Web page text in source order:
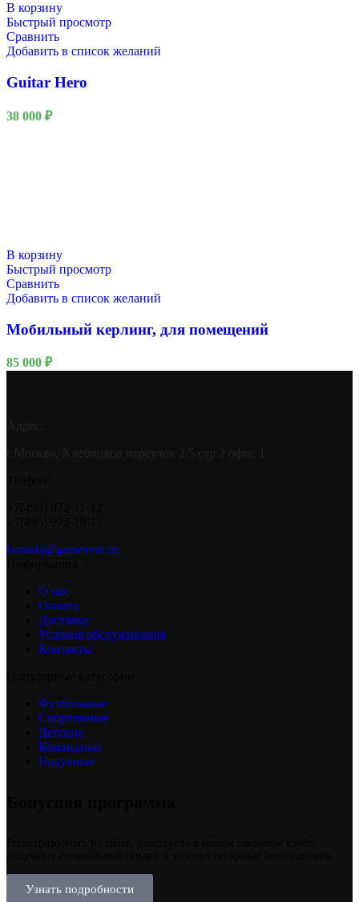
В корзину
Быстрый просмотр
Сравнить
Добавить в список желаний
Guitar Hero
38 000 ₽
В корзину
Быстрый просмотр
Сравнить
Добавить в список желаний
Мобильный керлинг, для помещений
85 000 ₽
kontakt@gamevent.ru
О нас
Оплата
Доставка
Условия обслуживания
Контакты
Футбольные
Спортивные
Детские
Командные
Надувные
Узнать подробности